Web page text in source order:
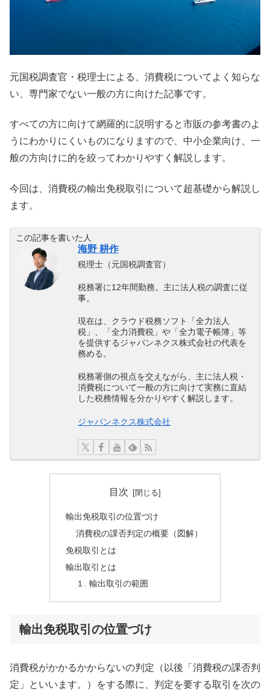
元国税調査官・税理士による、消費税についてよく知らな
い、専門家でない一般の方に向けた記事です。
すべての方に向けて網羅的に説明すると市販の参考書のよ
うにわかりにくいものになりますので、中小企業向け、一
般の方向けに的を絞ってわかりやすく解説します。
今回は、消費税の輸出免税取引について超基礎から解説し
ます。
この記事を書いた人
海野 耕作
税理士（元国税調査官）
税務署に12年間勤務。主に法人税の調査に従
事。
現在は、クラウド税務ソフト「全力法人
税」、「全力消費税」や「全力電子帳簿」等
を提供するジャパンネクス株式会社の代表を
務める。
税務署側の視点を交えながら、主に法人税・
消費税について一般の方に向けて実務に直結
した税務情報を分かりやすく解説します。
ジャパンネクス株式会社
目次
輸出免税取引の位置づけ
消費税の課否判定の概要（図解）
免税取引とは
輸出取引とは
１. 輸出取引の範囲
輸出免税取引の位置づけ
消費税がかかるかからないの判定（以後「消費税の課否判
定」といいます。）をする際に、判定を要する取引を次の